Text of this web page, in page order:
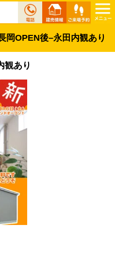
岡OPEN後–永田内観あり
観あり